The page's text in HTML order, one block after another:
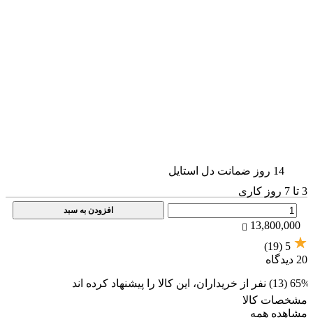
14 روز ضمانت دل استایل
3 تا 7 روز کاری
تعداد
افزودن به سبد
13,800,000
5
(19)
20 دیدگاه
65% (13) نفر از خریداران، این کالا را پیشنهاد کرده اند
مشخصات کالا
مشاهده همه